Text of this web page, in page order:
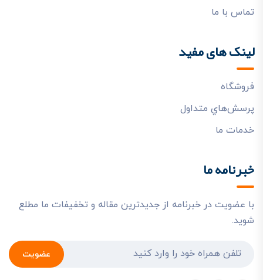
تماس با ما
لینک های مفید
فروشگاه
پرسش‌هاي متداول
خدمات ما
خبرنامه ما
با عضویت در خبرنامه از جدیدترین مقاله و تخفیفات ما مطلع
شوید.
عضویت